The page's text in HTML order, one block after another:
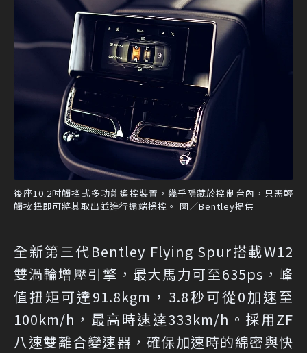
後座10.2吋觸控式多功能遙控裝置，幾乎隱藏於控制台內，只需輕
觸按鈕即可將其取出並進行遠端操控。 圖／Bentley提供
全新第三代Bentley Flying Spur搭載W12
雙渦輪增壓引擎，最大馬力可至635ps，峰
值扭矩可達91.8kgm，3.8秒可從0加速至
100km/h，最高時速達333km/h。採用ZF
八速雙離合變速器，確保加速時的綿密與快